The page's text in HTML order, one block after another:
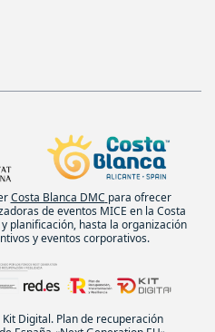
Costa Blanca DMC para ofrecer
de eventos MICE en la Costa
planificación, hasta la organización
y eventos corporativos.
Digital. Plan de recuperación